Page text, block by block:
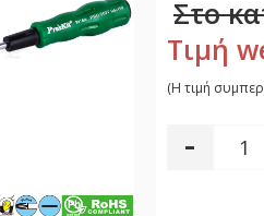
Στο
Τιμή
(H τιμή
-